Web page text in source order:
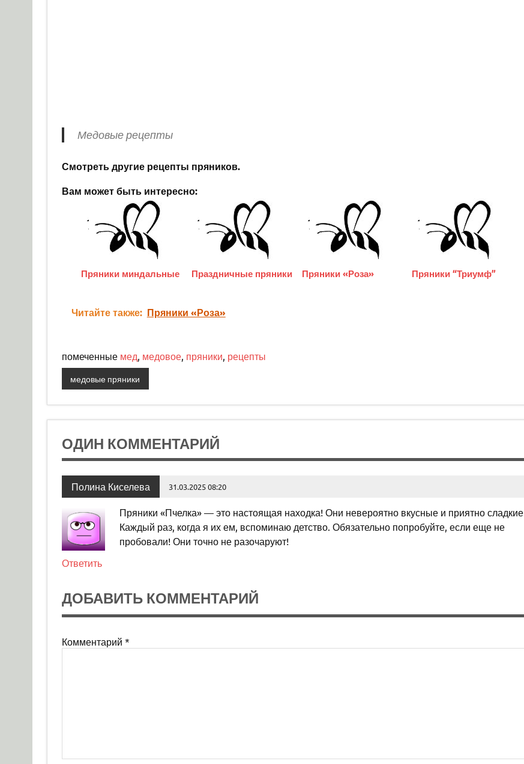
Медовые рецепты
Смотреть другие рецепты пряников.
Вам может быть интересно:
Пряники миндальные Праздничные пряники Пряники «Роза» Пряники “Триумф”
Читайте также: Пряники «Роза»
помеченные мед, медовое, пряники, рецепты
медовые пряники
ОДИН КОММЕНТАРИЙ
Полина Киселева 31.03.2025 08:20
Пряники «Пчелка» — это настоящая находка! Они невероятно вкусные и приятно сладкие.
Каждый раз, когда я их ем, вспоминаю детство. Обязательно попробуйте, если еще не
пробовали! Они точно не разочаруют!
Ответить
ДОБАВИТЬ КОММЕНТАРИЙ
Комментарий *